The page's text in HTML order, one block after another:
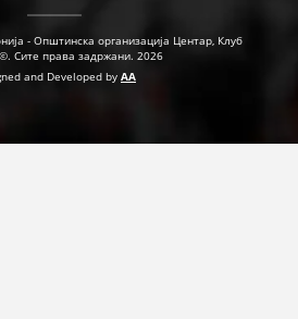
ПРИРАЧНИЦИ
СТРАТЕГИИ
- Општинска организација Центар, Клуб
Сите права задржани. 2026
and Developed by AA